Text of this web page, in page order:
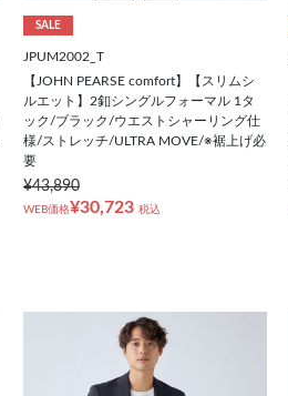
SALE
JPUM2002_T
【JOHN PEARSE comfort】【スリムシ
ルエット】2釦シングルフォーマル 1タ
ック/ブラック/ウエストシャーリング仕
様/ストレッチ/ULTRA MOVE/※裾上げ必
要
¥43,890
WEB価格¥30,723 税込